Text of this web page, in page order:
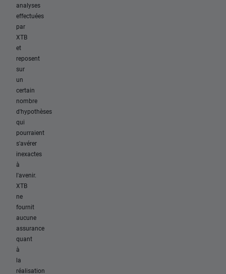
analyses
effectuées
par
XTB
et
reposent
sur
un
certain
nombre
d'hypothèses
qui
pourraient
s'avérer
inexactes
à
l'avenir.
XTB
ne
fournit
aucune
assurance
quant
à
la
réalisation